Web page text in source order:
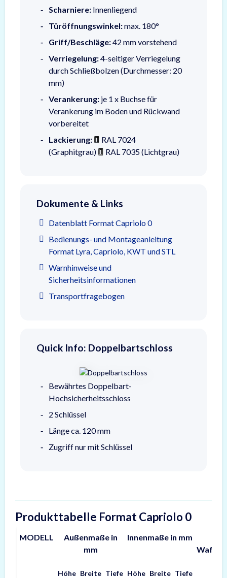
Scharniere: Innenliegend
Türöffnungswinkel:max. 180°
Griff/Beschläge:42 mm vorstehend
Verriegelung:4-seitiger Verriegelung
durch Schließbolzen (Durchmesser: 20
mm)
Verankerung: je 1 x Buchse für
Verankerung im Boden und Rückwand
vorbereitet
Lackierung:
RAL 7024
(Graphitgrau)
RAL 7035 (Lichtgrau)
Dokumente & Links
Datenblatt Format Capriolo 0
Bedienungs- und Montageanleitung
Format Lyra, Capriolo, KWT und STL
Warnhinweise und
Sicherheitsinformationen
Transportfragebogen
Quick Info: Doppelbartschloss
Bewährtes Doppelbart-
Hochsicherheitsschloss
2 Schlüssel
Länge ca. 120 mm
Zugriff nur mit Schlüssel
Produkttabelle Format Capriolo 0
MODELL
Außenmaße in
mm
Innenmaße in mm
Höhe Breite Tiefe Höhe Breite Tiefe